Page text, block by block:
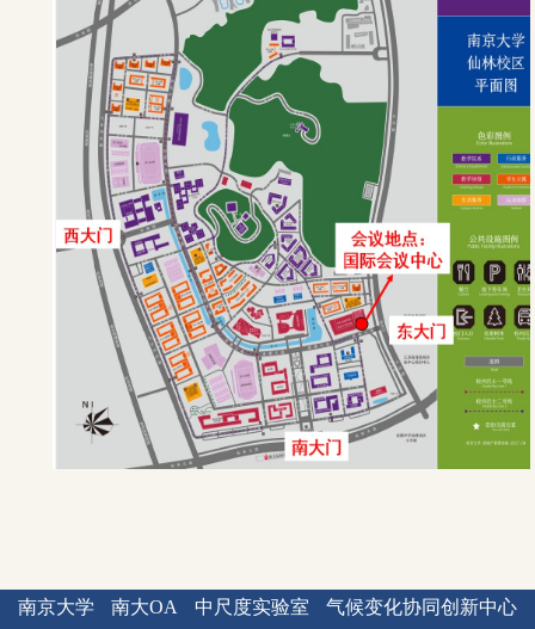
南京大学 南大OA 中尺度实验室 气候变化协同创新中心